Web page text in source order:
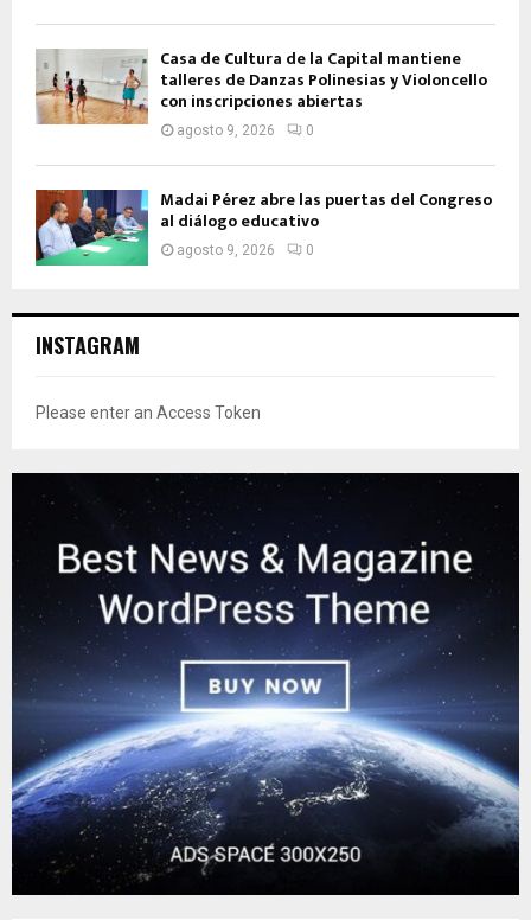
Casa de Cultura de la Capital mantiene
talleres de Danzas Polinesias y Violoncello
con inscripciones abiertas
agosto 9, 2026 0
Madai Pérez abre las puertas del Congreso
al diálogo educativo
agosto 9, 2026 0
INSTAGRAM
Please enter an Access Token